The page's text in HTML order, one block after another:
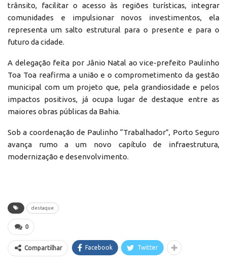
trânsito, facilitar o acesso às regiões turísticas, integrar
comunidades e impulsionar novos investimentos, ela
representa um salto estrutural para o presente e para o
futuro da cidade.
A delegação feita por Jânio Natal ao vice-prefeito Paulinho
Toa Toa reafirma a união e o comprometimento da gestão
municipal com um projeto que, pela grandiosidade e pelos
impactos positivos, já ocupa lugar de destaque entre as
maiores obras públicas da Bahia.
Sob a coordenação de Paulinho “Trabalhador”, Porto Seguro
avança rumo a um novo capítulo de infraestrutura,
modernização e desenvolvimento.
destaque
0
Compartilhar Facebook Twitter